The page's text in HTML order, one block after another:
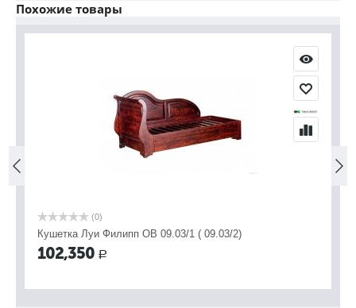
Похожие товары
(0)
Кушетка Луи Филипп ОВ 09.03/1 ( 09.03/2)
102,350 Р